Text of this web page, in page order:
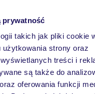
prywatność
takich jak pliki cookie
użytkowania strony oraz
treści i
są także do
oferowania funkcji